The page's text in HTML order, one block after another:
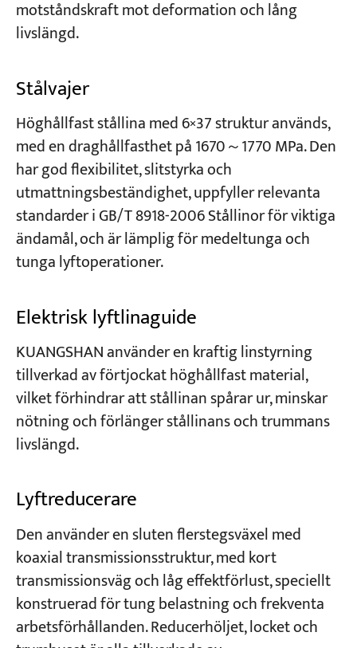
motståndskraft mot deformation och lång
livslängd.
Stålvajer
Höghållfast stållina med 6×37 struktur används,
med en draghållfasthet på 1670～1770 MPa. Den
har god flexibilitet, slitstyrka och
utmattningsbeständighet, uppfyller relevanta
standarder i GB/T 8918-2006 Stållinor för viktiga
ändamål, och är lämplig för medeltunga och
tunga lyftoperationer.
Elektrisk lyftlinaguide
KUANGSHAN använder en kraftig linstyrning
tillverkad av förtjockat höghållfast material,
vilket förhindrar att stållinan spårar ur, minskar
nötning och förlänger stållinans och trummans
livslängd.
Lyftreducerare
Den använder en sluten flerstegsväxel med
koaxial transmissionsstruktur, med kort
transmissionsväg och låg effektförlust, speciellt
konstruerad för tung belastning och frekventa
arbetsförhållanden. Reducerhöljet, locket och